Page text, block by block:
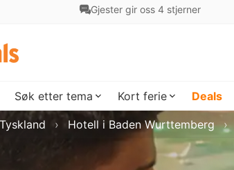
Gjester gir oss 4 stjerner
Søk etter tema Kort ferie Deals
Hotell i Baden Wurttemberg